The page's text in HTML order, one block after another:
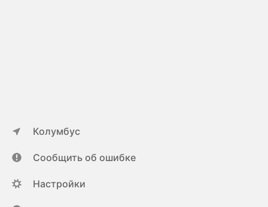
Колумбус
Сообщить об ошибке
Настройки